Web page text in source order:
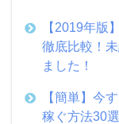
【2019年版
徹底比較！
ました！
【簡単】今
稼ぐ方法30選